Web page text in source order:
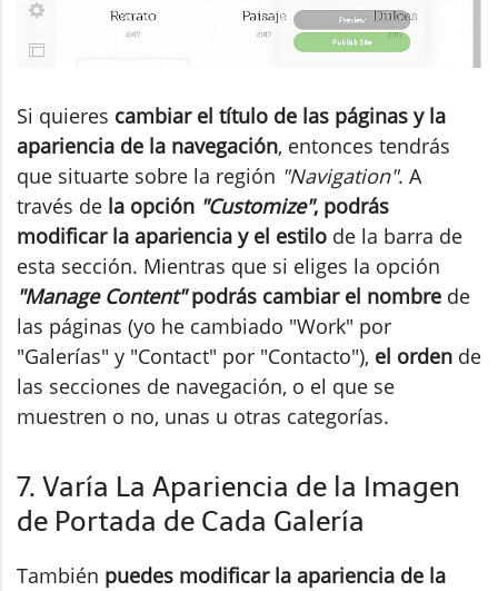
Si quieres cambiar el título de las páginas y la
apariencia de la navegación, entonces tendrás
que situarte sobre la región "Navigation". A
través de la opción "Customize", podrás
modificar la apariencia y el estilo de la barra de
esta sección. Mientras que si eliges la opción
"Manage Content"podrás cambiar el nombre de
las páginas (yo he cambiado "Work" por
"Galerías" y "Contact" por "Contacto"), el orden de
las secciones de navegación, o el que se
muestren o no, unas u otras categorías.
7. Varía La Apariencia de la Imagen
de Portada de Cada Galería
También puedes modificar la apariencia de la